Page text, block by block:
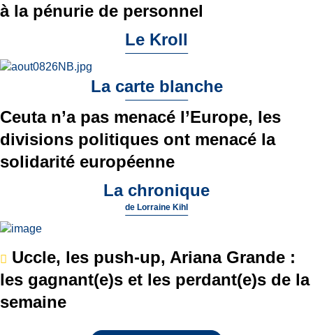
à la pénurie de personnel
Le Kroll
La carte blanche
Ceuta n’a pas menacé l’Europe, les
divisions politiques ont menacé la
solidarité européenne
La chronique
de Lorraine Kihl
Uccle, les push-up, Ariana Grande :
les gagnant(e)s et les perdant(e)s de la
semaine